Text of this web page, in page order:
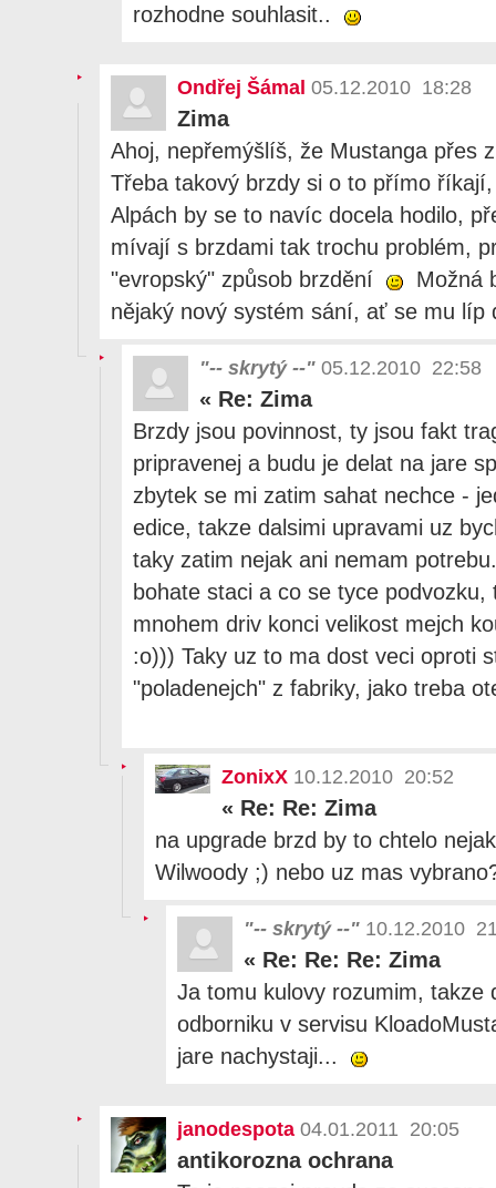
rozhodne souhlasit..
Ondřej Šámal 05.12.2010 18:28
Zima
Ahoj, nepřemýšlíš, že Mustanga přes
Třeba takový brzdy si o to přímo
Alpách by se to navíc docela hodilo,
mívají s brzdami tak trochu problém,
"evropský" způsob brzdění
Možná
nějaký nový systém sání, ať se mu líp
"-- skrytý --" 05.12.2010 22:58
« Re: Zima
Brzdy jsou povinnost, ty jsou fakt
pripravenej a budu je delat na jare
zbytek se mi zatim sahat nechce -
edice, takze dalsimi upravami uz
taky zatim nejak ani nemam
bohate staci a co se tyce
mnohem driv konci velikost mejch
:o))) Taky uz to ma dost veci oproti
"poladenejch" z fabriky, jako treba
ZonixX 10.12.2010 20:52
« Re: Re: Zima
na upgrade brzd by to chtelo
Wilwoody ;) nebo uz mas
"-- skrytý --" 10.12.2010
« Re: Re: Re: Zima
Ja tomu kulovy rozumim, takze
odborniku v servisu
jare nachystaji...
janodespota 04.01.2011 20:05
antikorozna ochrana